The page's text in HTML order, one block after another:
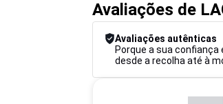
Avaliações de
Avaliações autênticas
Porque a sua
desde a recolha até à